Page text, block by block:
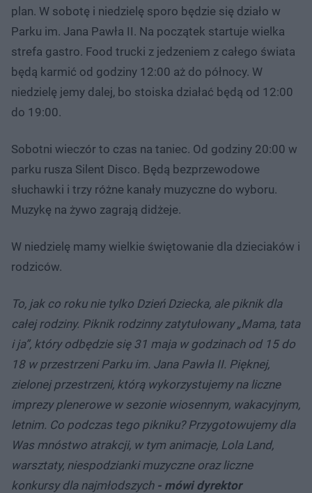
plan. W sobotę i niedzielę sporo będzie się działo w
Parku im. Jana Pawła II. Na początek startuje wielka
strefa gastro. Food trucki z jedzeniem z całego świata
będą karmić od godziny 12:00 aż do północy. W
niedzielę jemy dalej, bo stoiska działać będą od 12:00
do 19:00.
Sobotni wieczór to czas na taniec. Od godziny 20:00 w
parku rusza Silent Disco. Będą bezprzewodowe
słuchawki i trzy różne kanały muzyczne do wyboru.
Muzykę na żywo zagrają didżeje.
W niedzielę mamy wielkie świętowanie dla dzieciaków i
rodziców.
To, jak co roku nie tylko Dzień Dziecka, ale piknik dla
całej rodziny. Piknik rodzinny zatytułowany „Mama, tata
i ja”, który odbędzie się 31 maja w godzinach od 15 do
18 w przestrzeni Parku im. Jana Pawła II. Pięknej,
zielonej przestrzeni, którą wykorzystujemy na liczne
imprezy plenerowe w sezonie wiosennym, wakacyjnym,
letnim. Co podczas tego pikniku? Przygotowujemy dla
Was mnóstwo atrakcji, w tym animacje, Lola Land,
warsztaty, niespodzianki muzyczne oraz liczne
konkursy dla najmłodszych - mówi dyrektor